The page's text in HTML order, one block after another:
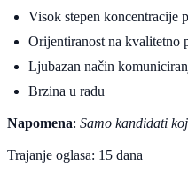
Visok stepen koncentracije
Orijentiranost na kvalitetno
Ljubazan način
Brzina u radu
Napomena: Samo kandidati
Trajanje oglasa: 15 dana